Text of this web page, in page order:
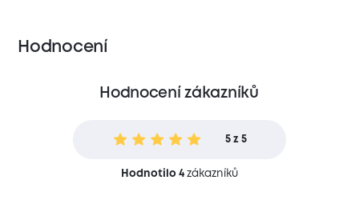
Hodnocení
Hodnocení zákazníků
5 z 5
Hodnotilo 4zákazníků